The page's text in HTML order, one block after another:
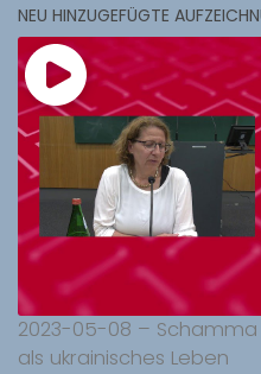
NEU HINZUGEFÜGTE
2023-05-08 –
als ukrainisches Leben